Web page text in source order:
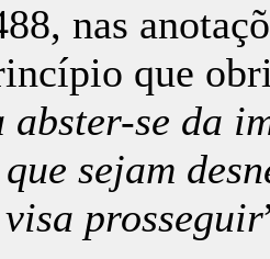
nas
que
se da
sejam
prosseguir